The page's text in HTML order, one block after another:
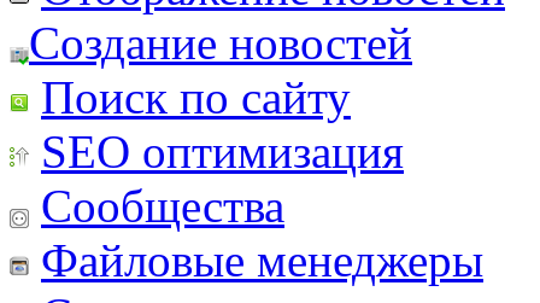
Создание новостей
Поиск по сайту
SEO оптимизация
Сообщества
Файловые менеджеры